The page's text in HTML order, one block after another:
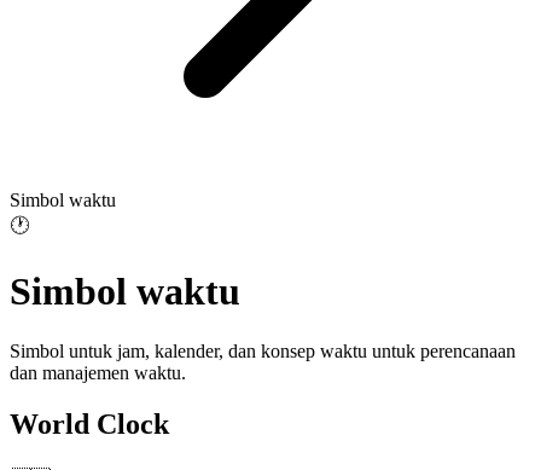
Simbol waktu
🕐
Simbol waktu
Simbol untuk jam, kalender, dan konsep waktu untuk perencanaan
dan manajemen waktu.
World Clock